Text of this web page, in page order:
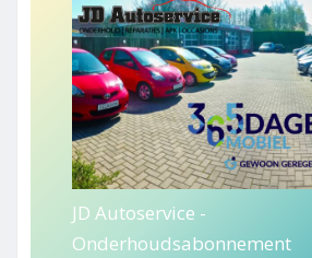
JD Autoservice -
Onderhoudsabonnement